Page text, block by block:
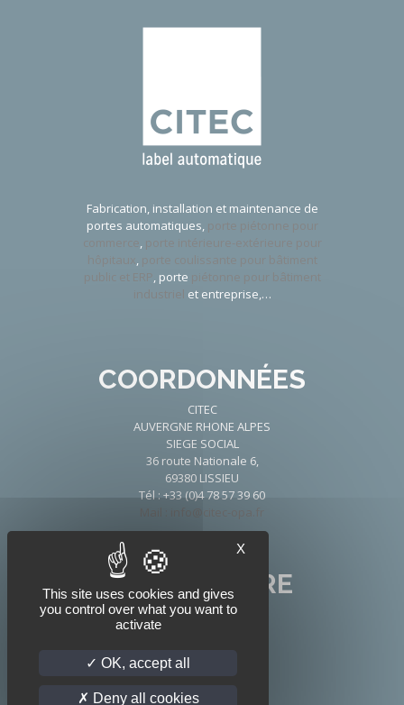
Fabrication, installation et maintenance de
portes automatiques, porte piétonne pour
commerce, porte intérieure-extérieure pour
hôpitaux, porte coulissante pour bâtiment
public et ERP, porte piétonne pour bâtiment
industriel et entreprise,…
COORDONNÉES
CITEC
AUVERGNE RHONE ALPES
SIEGE SOCIAL
36 route Nationale 6,
69380 LISSIEU
Tél : +33 (0)4 78 57 39 60
Mail : info@citec-opa.fr
NOUS SUIVRE
X
This site uses cookies and gives
you control over what you want to
activate
OK, accept all
Deny all cookies